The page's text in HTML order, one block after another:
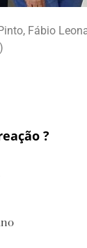
Fábio
?